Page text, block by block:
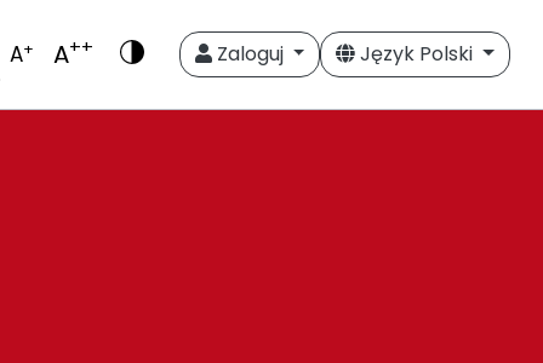
A+ A++ Zaloguj Język Polski